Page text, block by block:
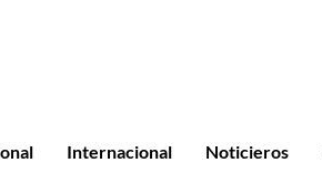
Internacional Noticieros